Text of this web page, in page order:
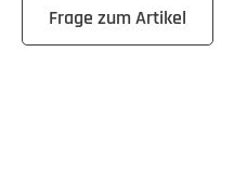
Frage zum Artikel